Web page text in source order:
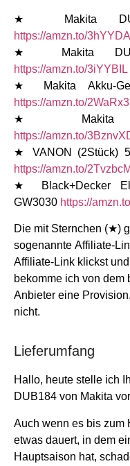
★ Makita
https://amzn.to/
★ Makita
https://amzn.to/3iYYBIL
★ Makita Akku-
https://amzn.to/
★ Makita
https://amzn.to/
★ VANON (2Stück)
https://amzn.to/2TvzbcM
★ Black+Decker
GW3030 https://
Die mit Sternchen (★)
sogenannte Affiliate-
Affiliate-Link klickst
bekomme ich von dem
Anbieter eine
nicht.
Lieferumfang
Hallo, heute stelle ich
DUB184 von Makita
Auch wenn es bis zum
etwas dauert, in dem
Hauptsaison hat,